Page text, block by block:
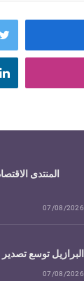
المنتدى
07/08/2026
البرازيل توسع
07/08/2026